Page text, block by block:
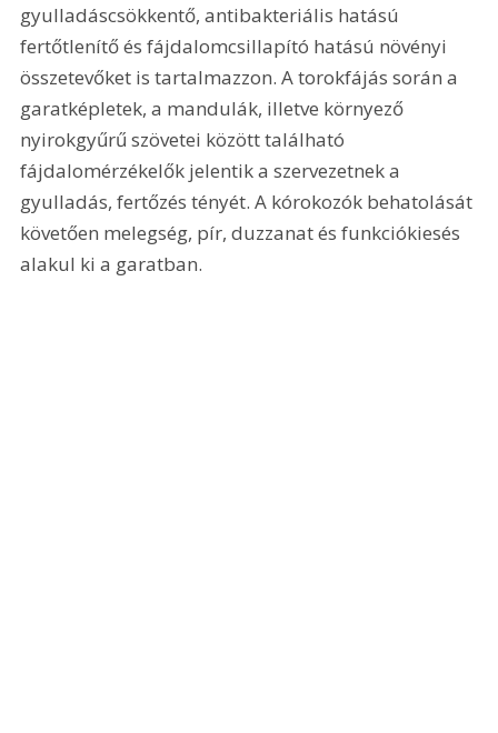
gyulladáscsökkentő, antibakteriális hatású
fertőtlenítő és fájdalomcsillapító hatású növényi
összetevőket is tartalmazzon. A torokfájás során a
garatképletek, a mandulák, illetve környező
nyirokgyűrű szövetei között található
fájdalomérzékelők jelentik a szervezetnek a
gyulladás, fertőzés tényét. A kórokozók behatolását
követően melegség, pír, duzzanat és funkciókiesés
alakul ki a garatban.